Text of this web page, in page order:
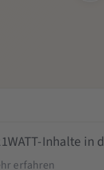
Inhalte in
erfahren